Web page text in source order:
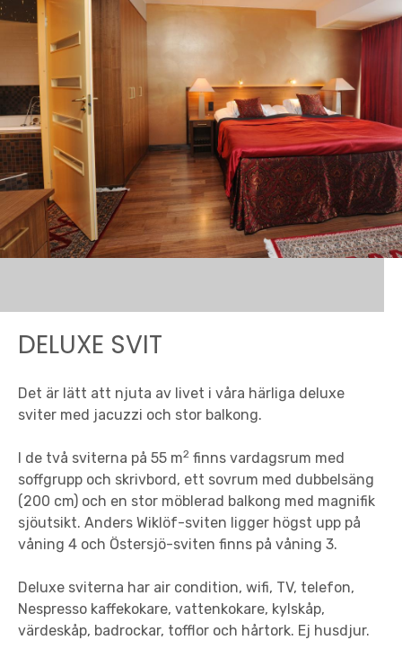
DELUXE SVIT
Det är lätt att njuta av livet i våra härliga deluxe
sviter med jacuzzi och stor balkong.
I de två sviterna på 55 m2 finns vardagsrum med
soffgrupp och skrivbord, ett sovrum med dubbelsäng
(200 cm) och en stor möblerad balkong med magnifik
sjöutsikt. Anders Wiklöf-sviten ligger högst upp på
våning 4 och Östersjö-sviten finns på våning 3.
Deluxe sviterna har air condition, wifi, TV, telefon,
Nespresso kaffekokare, vattenkokare, kylskåp,
värdeskåp, badrockar, tofflor och hårtork. Ej husdjur.